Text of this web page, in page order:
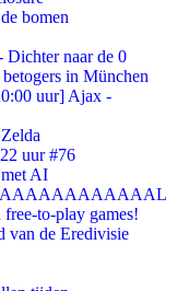
bomen
Dichter naar de 0
in München
uur] Ajax -
uur #76
AI
to-play games!
van de Eredivisie